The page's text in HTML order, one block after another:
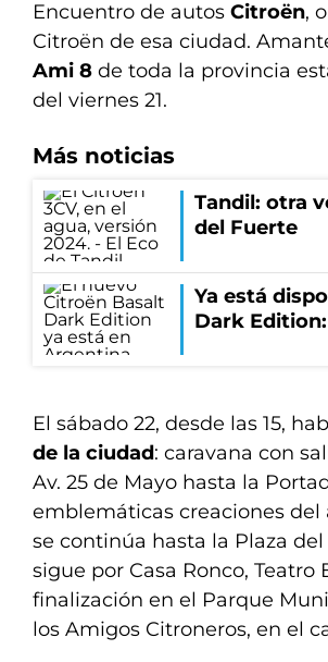
Encuentro de autos Citroën,
Citroën de esa ciudad.
Ami 8 de toda la provincia
del viernes 21.
Más noticias
Tandil: otra
del Fuerte
Ya está
Dark
El sábado 22, desde las 15,
de la ciudad: caravana con
Av. 25 de Mayo hasta la
emblemáticas creaciones del
se continúa hasta la Plaza
sigue por Casa Ronco,
finalización en el Parque
los Amigos Citroneros, en el